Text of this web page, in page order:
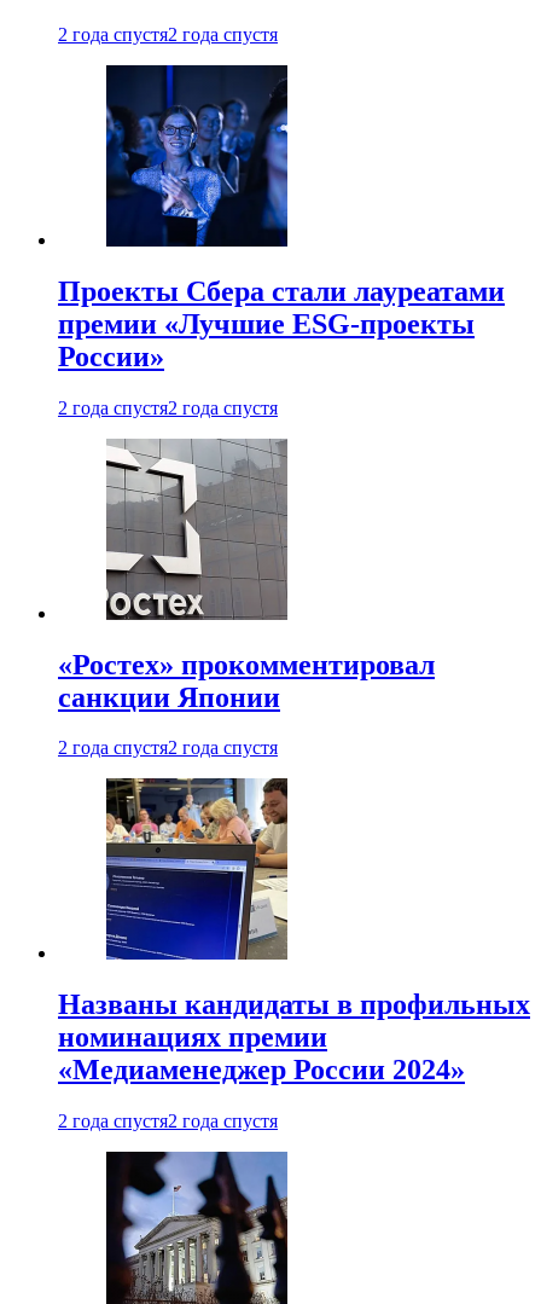
2 года спустя2 года спустя
Проекты Сбера стали лауреатами
премии «Лучшие ESG-проекты
России»
2 года спустя2 года спустя
«Ростех» прокомментировал
санкции Японии
2 года спустя2 года спустя
Названы кандидаты в профильных
номинациях премии
«Медиаменеджер России 2024»
2 года спустя2 года спустя